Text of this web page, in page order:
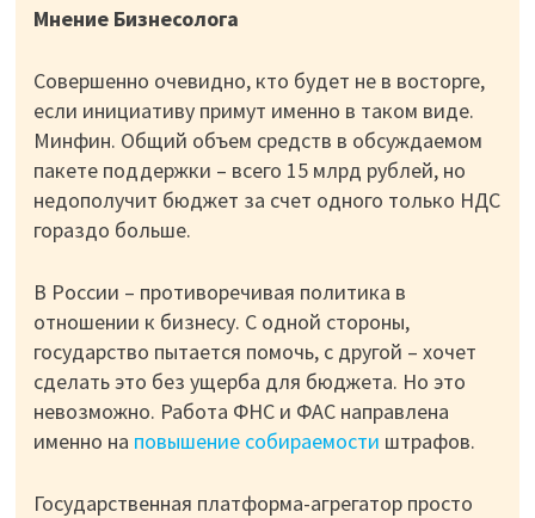
Мнение Бизнесолога
Совершенно очевидно, кто будет не в восторге,
если инициативу примут именно в таком виде.
Минфин. Общий объем средств в обсуждаемом
пакете поддержки – всего 15 млрд рублей, но
недополучит бюджет за счет одного только НДС
гораздо больше.
В России – противоречивая политика в
отношении к бизнесу. С одной стороны,
государство пытается помочь, с другой – хочет
сделать это без ущерба для бюджета. Но это
невозможно. Работа ФНС и ФАС направлена
именно на повышение собираемости штрафов.
Государственная платформа-агрегатор просто